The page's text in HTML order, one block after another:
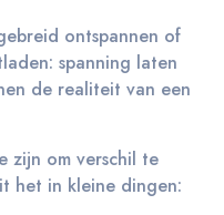
ontspannen of
spanning laten
de realiteit van een
zijn om verschil te
het in kleine dingen: